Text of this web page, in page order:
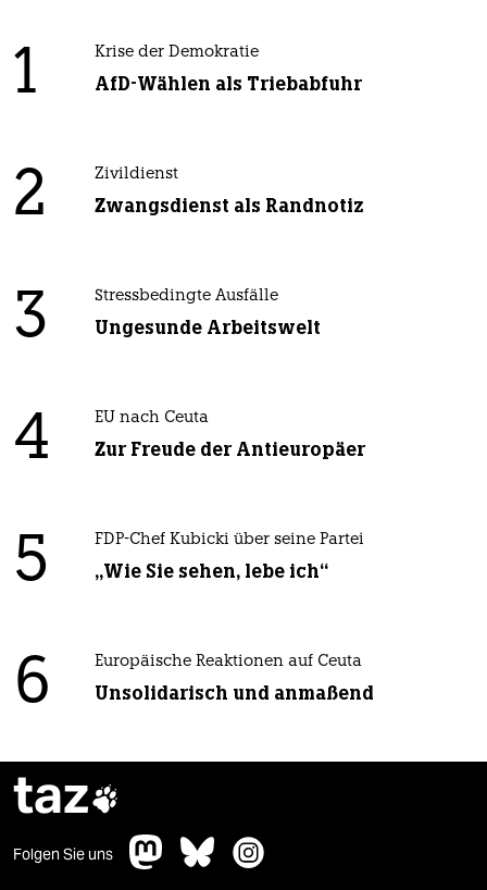
1 Krise der Demokratie
AfD-Wählen als Triebabfuhr
2 Zivildienst
Zwangsdienst als Randnotiz
3 Stressbedingte Ausfälle
Ungesunde Arbeitswelt
4 EU nach Ceuta
Zur Freude der Antieuropäer
5 FDP-Chef Kubicki über seine Partei
„Wie Sie sehen, lebe ich“
6 Europäische Reaktionen auf Ceuta
Unsolidarisch und anmaßend
taz
Folgen Sie uns